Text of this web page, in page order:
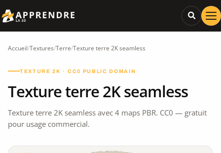
Accueil/Textures/Terre/Texture terre 2K seamless
TEXTURE 2K · CC0 PUBLIC DOMAIN
Texture terre 2K seamless
Texture terre 2K seamless avec 4 maps PBR. CC0 — gratuit
pour usage commercial.